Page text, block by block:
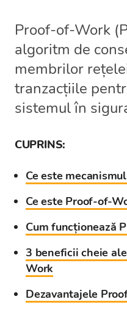
Proof-of-Work
algoritm de
membrilor
tranzacțiile
sistemul în
CUPRINS:
Ce este
Ce este Proof-of-
Cum funcționează
3 beneficii cheie
Work
Dezavantajele